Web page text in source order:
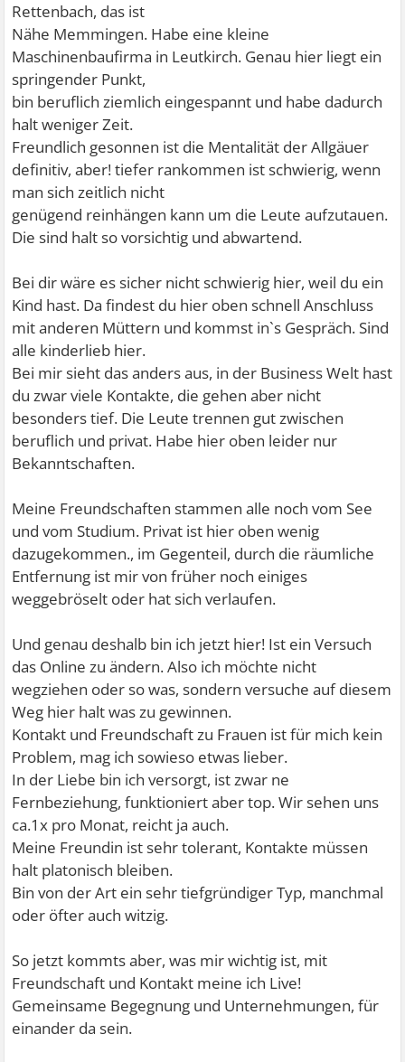
Rettenbach, das ist
Nähe Memmingen. Habe eine kleine
Maschinenbaufirma in Leutkirch. Genau hier liegt ein
springender Punkt,
bin beruflich ziemlich eingespannt und habe dadurch
halt weniger Zeit.
Freundlich gesonnen ist die Mentalität der Allgäuer
definitiv, aber! tiefer rankommen ist schwierig, wenn
man sich zeitlich nicht
genügend reinhängen kann um die Leute aufzutauen.
Die sind halt so vorsichtig und abwartend.
Bei dir wäre es sicher nicht schwierig hier, weil du ein
Kind hast. Da findest du hier oben schnell Anschluss
mit anderen Müttern und kommst in`s Gespräch. Sind
alle kinderlieb hier.
Bei mir sieht das anders aus, in der Business Welt hast
du zwar viele Kontakte, die gehen aber nicht
besonders tief. Die Leute trennen gut zwischen
beruflich und privat. Habe hier oben leider nur
Bekanntschaften.
Meine Freundschaften stammen alle noch vom See
und vom Studium. Privat ist hier oben wenig
dazugekommen., im Gegenteil, durch die räumliche
Entfernung ist mir von früher noch einiges
weggebröselt oder hat sich verlaufen.
Und genau deshalb bin ich jetzt hier! Ist ein Versuch
das Online zu ändern. Also ich möchte nicht
wegziehen oder so was, sondern versuche auf diesem
Weg hier halt was zu gewinnen.
Kontakt und Freundschaft zu Frauen ist für mich kein
Problem, mag ich sowieso etwas lieber.
In der Liebe bin ich versorgt, ist zwar ne
Fernbeziehung, funktioniert aber top. Wir sehen uns
ca.1x pro Monat, reicht ja auch.
Meine Freundin ist sehr tolerant, Kontakte müssen
halt platonisch bleiben.
Bin von der Art ein sehr tiefgründiger Typ, manchmal
oder öfter auch witzig.
So jetzt kommts aber, was mir wichtig ist, mit
Freundschaft und Kontakt meine ich Live!
Gemeinsame Begegnung und Unternehmungen, für
einander da sein.